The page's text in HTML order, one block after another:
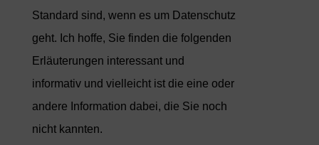
Standard sind, wenn es um Datenschutz
geht. Ich hoffe, Sie finden die folgenden
Erläuterungen interessant und
informativ und vielleicht ist die eine oder
andere Information dabei, die Sie noch
nicht kannten.